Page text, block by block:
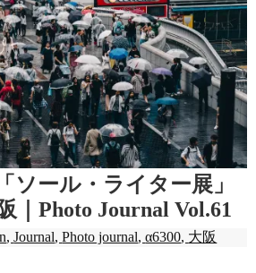
ソール・ライター展」
｜Photo Journal Vol.61
,Journal,Photo journal,α6300, 大阪